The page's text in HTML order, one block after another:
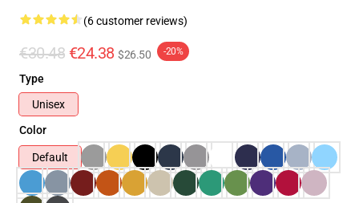
(6 customer reviews)
€30.48 €24.38 $26.50 -20%
Type
Unisex
Color
Default